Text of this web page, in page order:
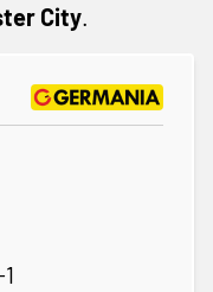
City.